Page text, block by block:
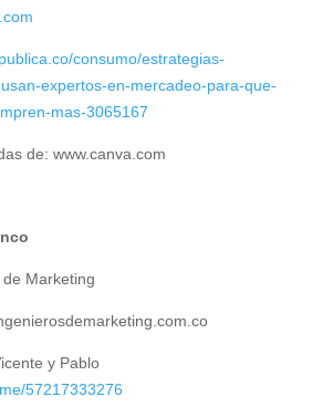
consumo/estrategias-
expertos-en-mercadeo-para-que-
mas-3065167
de: www.canva.com
Marketing
y Pablo
57217333276